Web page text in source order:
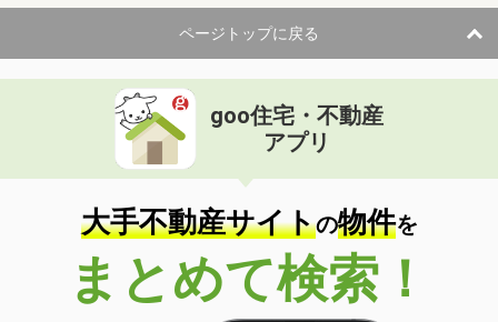
ページトップに戻る
goo住宅・不動産
アプリ
大手不動産サイトの物件を
まとめて検索！